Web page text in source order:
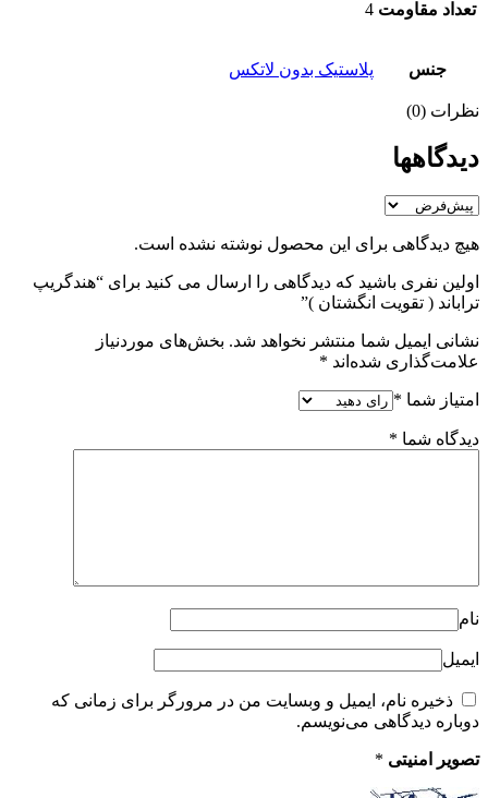
تعداد مقاومت 4
جنس پلاستیک بدون لاتکس
نظرات (0)
دیدگاهها
هیچ دیدگاهی برای این محصول نوشته نشده است.
اولین نفری باشید که دیدگاهی را ارسال می کنید برای “هندگریپ
تراباند ( تقویت انگشتان )”
نشانی ایمیل شما منتشر نخواهد شد. بخش‌های موردنیاز
علامت‌گذاری شده‌اند *
امتیاز شما *
دیدگاه شما *
نام
ایمیل
ذخیره نام، ایمیل و وبسایت من در مرورگر برای زمانی که
دوباره دیدگاهی می‌نویسم.
تصویر امنیتی *